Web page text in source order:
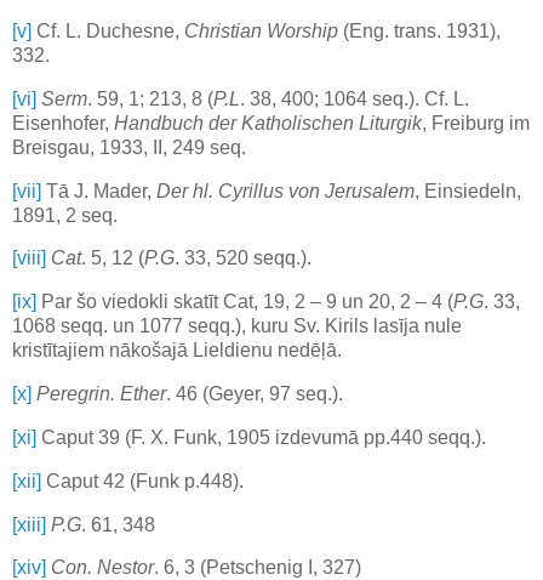
[v] Cf. L. Duchesne, Christian Worship (Eng. trans. 1931),
332.
[vi] Serm. 59, 1; 213, 8 (P.L. 38, 400; 1064 seq.). Cf. L.
Eisenhofer, Handbuch der Katholischen Liturgik, Freiburg im
Breisgau, 1933, II, 249 seq.
[vii] Tā J. Mader, Der hl. Cyrillus von Jerusalem, Einsiedeln,
1891, 2 seq.
[viii] Cat. 5, 12 (P.G. 33, 520 seqq.).
[ix] Par šo viedokli skatīt Cat, 19, 2 – 9 un 20, 2 – 4 (P.G. 33,
1068 seqq. un 1077 seqq.), kuru Sv. Kirils lasīja nule
kristītajiem nākošajā Lieldienu nedēļā.
[x] Peregrin. Ether. 46 (Geyer, 97 seq.).
[xi] Caput 39 (F. X. Funk, 1905 izdevumā pp.440 seqq.).
[xii] Caput 42 (Funk p.448).
[xiii] P.G. 61, 348
[xiv] Con. Nestor. 6, 3 (Petschenig I, 327)